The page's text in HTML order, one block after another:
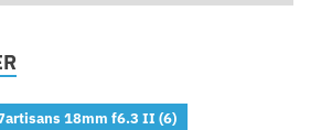
18mm f6.3 II (6)